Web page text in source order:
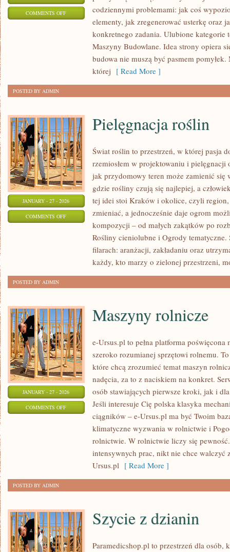
COMMENTS OFFON
BEZPIECZEŃSTWO
codziennymi problemami: jak coś
elementy, jak zregenerować usterkę oraz
konkretnego zadania. Ulubione kategorie
Maszyny Budowlane. Idea strony opiera
budowa nie muszą być pasmem
której [ Read More ]
POSTED BY ADMIN
JANUARY - 27 - 2026
COMMENTS OFFON
PIELĘGNACJA
Pielęgnacja roślin
Świat roślin to przestrzeń, w której pasja
rzemiosłem w projektowaniu i
jak przydomowy teren może zamienić się
gdzie rośliny czują się najlepiej, a
tej idei stoi Kraków i okolice, czyli
zmieniać, a jednocześnie daje ogrom
kompozycji – od małych zakątków po
Rośliny cieniolubne i Ogrody tematyczne.
filarach: aranżacji, zakładaniu oraz
każdy, kto marzy o zielonej przestrzeni,
POSTED BY ADMIN
JANUARY - 27 - 2026
COMMENTS OFFON
Maszyny rolnicze
e-Ursus.pl to pełna platforma
szeroko rozumianej sprzętowi rolnemu.
które chcą zrozumieć temat maszyn
nadęcia, za to z naciskiem na konkret.
osób stawiających pierwsze kroki, jak i
Jeśli interesuje Cię polska klasyka
ciągników – e-Ursus.pl ma być Twoim
klimatyczne wyzwania w rolnictwie i
rolnictwie. W rolnictwie liczy się
intensywnych prac, nikt nie chce walczyć
Ursus.pl [ Read More ]
POSTED BY ADMIN
Szycie z dzianin
Paramedicshop.pl to przestrzeń dla osób,